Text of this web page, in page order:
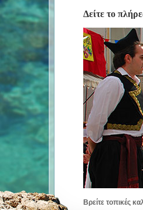
Δείτε το
Βρείτε τοπικές